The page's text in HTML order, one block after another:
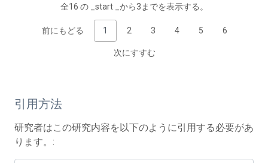
全16 の _start _から3までを表示する。
前にもどる 1 2 3 4 5 6
次にすすむ
引用方法
研究者はこの研究内容を以下のように引用する必要があ
ります。: